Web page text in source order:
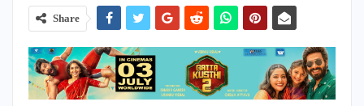
Share